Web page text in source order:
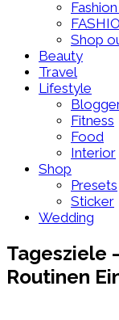
Shop
Beauty
Travel
Lifestyle
Fitness
Food
Interior
Shop
Presets
Sticker
Wedding
Tagesziele
Routinen